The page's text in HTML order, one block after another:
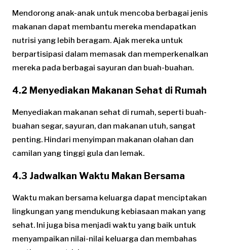
Mendorong anak-anak untuk mencoba berbagai jenis
makanan dapat membantu mereka mendapatkan
nutrisi yang lebih beragam. Ajak mereka untuk
berpartisipasi dalam memasak dan memperkenalkan
mereka pada berbagai sayuran dan buah-buahan.
4.2 Menyediakan Makanan Sehat di Rumah
Menyediakan makanan sehat di rumah, seperti buah-
buahan segar, sayuran, dan makanan utuh, sangat
penting. Hindari menyimpan makanan olahan dan
camilan yang tinggi gula dan lemak.
4.3 Jadwalkan Waktu Makan Bersama
Waktu makan bersama keluarga dapat menciptakan
lingkungan yang mendukung kebiasaan makan yang
sehat. Ini juga bisa menjadi waktu yang baik untuk
menyampaikan nilai-nilai keluarga dan membahas